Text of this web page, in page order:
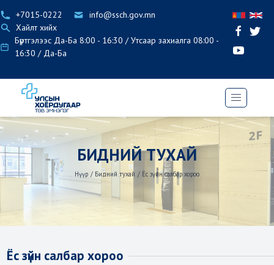
+7015-0222
info@ssch.gov.mn
Хайлт хийх
Бүртгэлээс Да-Ба 8:00 - 16:30 / Утсаар захиалга 08:00 -
16:30 / Да-Ба
БИДНИЙ ТУХАЙ
Нүүр / Бидний тухай / Ёс зүйн салбар хороо
Ёс зүйн салбар хороо